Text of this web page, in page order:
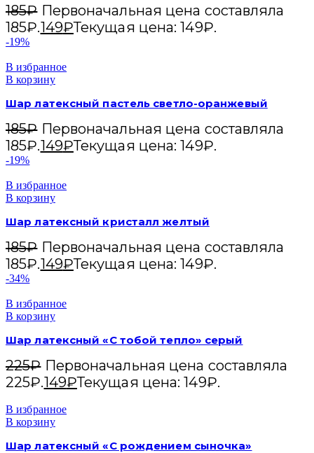
185₽ Первоначальная цена составляла
185₽.149₽Текущая цена: 149₽.
-19%
В избранное
В корзину
Шар латексный пастель светло-оранжевый
185₽ Первоначальная цена составляла
185₽.149₽Текущая цена: 149₽.
-19%
В избранное
В корзину
Шар латексный кристалл желтый
185₽ Первоначальная цена составляла
185₽.149₽Текущая цена: 149₽.
-34%
В избранное
В корзину
Шар латексный «С тобой тепло» серый
225₽ Первоначальная цена составляла
225₽.149₽Текущая цена: 149₽.
В избранное
В корзину
Шар латексный «С рождением сыночка»